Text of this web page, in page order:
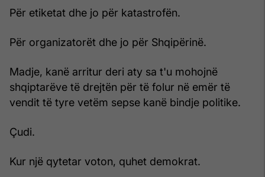
Për etiketat dhe jo për katastrofën.
Për organizatorët dhe jo për Shqipërinë.
Madje, kanë arritur deri aty sa t'u mohojnë
shqiptarëve të drejtën për të folur në emër të
vendit të tyre vetëm sepse kanë bindje politike.
Çudi.
Kur një qytetar voton, quhet demokrat.